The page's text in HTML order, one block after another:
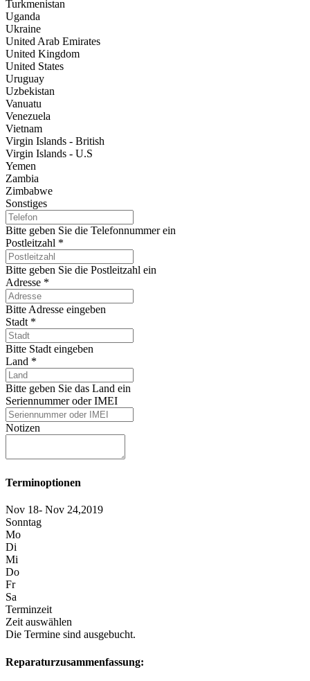
Turkmenistan
Uganda
Ukraine
United Arab Emirates
United Kingdom
United States
Uruguay
Uzbekistan
Vanuatu
Venezuela
Vietnam
Virgin Islands - British
Virgin Islands - U.S
Yemen
Zambia
Zimbabwe
Sonstiges
Bitte geben Sie die Telefonnummer ein
Postleitzahl *
Bitte geben Sie die Postleitzahl ein
Adresse *
Bitte Adresse eingeben
Stadt *
Bitte Stadt eingeben
Land *
Bitte geben Sie das Land ein
Seriennummer oder IMEI
Notizen
Terminoptionen
Nov 18- Nov 24,2019
Sonntag
Mo
Di
Mi
Do
Fr
Sa
Terminzeit
Zeit auswählen
Die Termine sind ausgebucht.
Reparaturzusammenfassung: